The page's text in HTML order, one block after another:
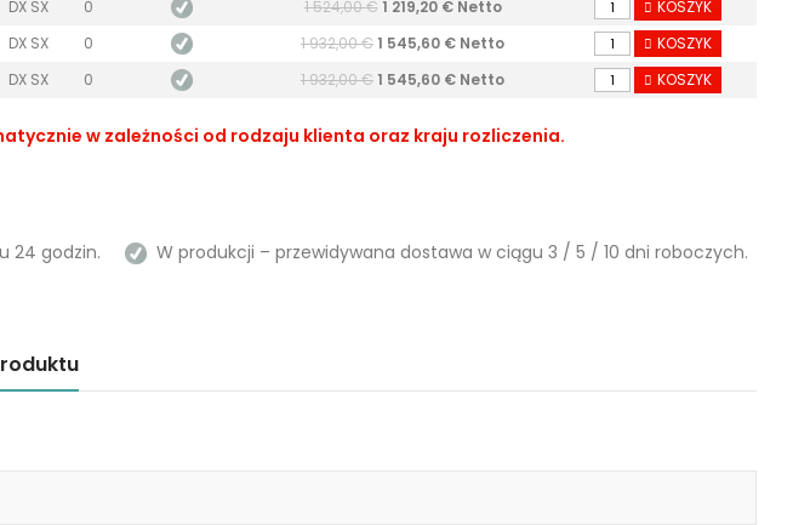
DX SX 0 1 524,00 € 1 219,20 € Netto
KOSZYK
DX SX 0 1 932,00 € 1 545,60 € Netto
KOSZYK
DX SX 0 1 932,00 € 1 545,60 € Netto KOSZYK
w zależności od rodzaju klienta oraz kraju rozliczenia.
24 godzin. W produkcji – przewidywana dostawa w ciągu 3 / 5 / 10 dni roboczych.